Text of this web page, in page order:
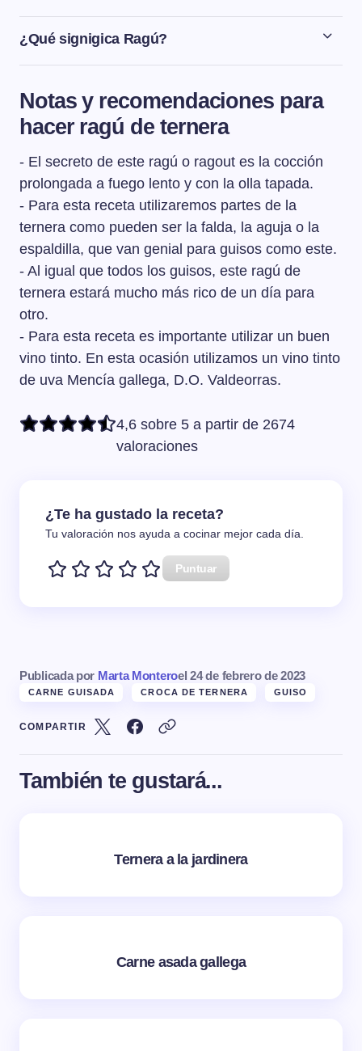
Para hacer un estofado de ternera, las mejores piezas
son la falda, la aguja o la espaldilla.
¿Qué signigica Ragú?
Ragú o ragout es un término que viene del francés y que
Notas y recomendaciones para
hacer ragú de ternera
- El secreto de este ragú o ragout es la cocción
prolongada a fuego lento y con la olla tapada.
- Para esta receta utilizaremos partes de la
ternera como pueden ser la falda, la aguja o la
espaldilla, que van genial para guisos como este.
- Al igual que todos los guisos, este ragú de
ternera estará mucho más rico de un día para
otro.
- Para esta receta es importante utilizar un buen
vino tinto. En esta ocasión utilizamos un vino tinto
de uva Mencía gallega, D.O. Valdeorras.
4,6 sobre 5 a partir de 2674
valoraciones
¿Te ha gustado la receta?
Tu valoración nos ayuda a cocinar mejor cada día.
Puntuar
Publicada por Marta Monteroel 24 de febrero de 2023
CARNE GUISADA CROCA DE TERNERA GUISO
COMPARTIR
También te gustará...
Ternera a la jardinera
Carne asada gallega